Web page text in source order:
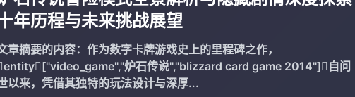
年历程与未来挑战展望
章摘要的内容：作为数字卡牌游戏史上的里程碑之作，
炉石传说","blizzard card game 2014"]自问
以来，凭借其独特的玩法设计与深厚...